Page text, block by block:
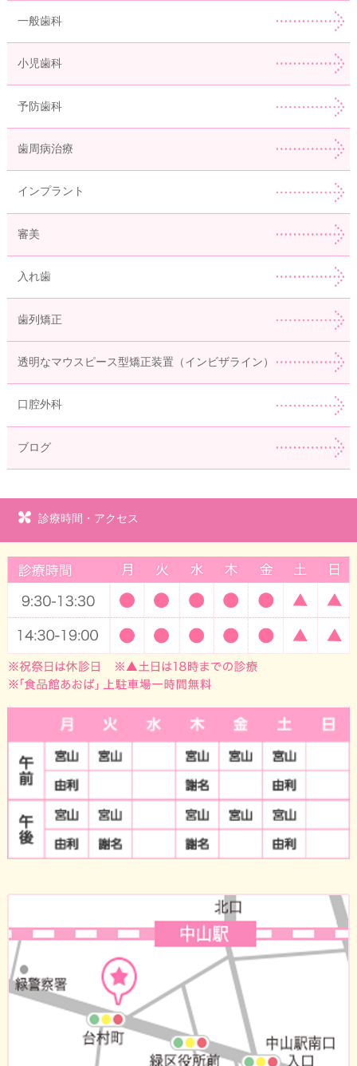
一般歯科
小児歯科
予防歯科
歯周病治療
インプラント
審美
入れ歯
歯列矯正
透明なマウスピース型矯正装置（インビザライン）
口腔外科
ブログ
診療時間・アクセス